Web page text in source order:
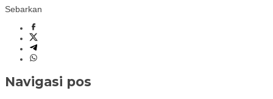
Sebarkan
Navigasi pos